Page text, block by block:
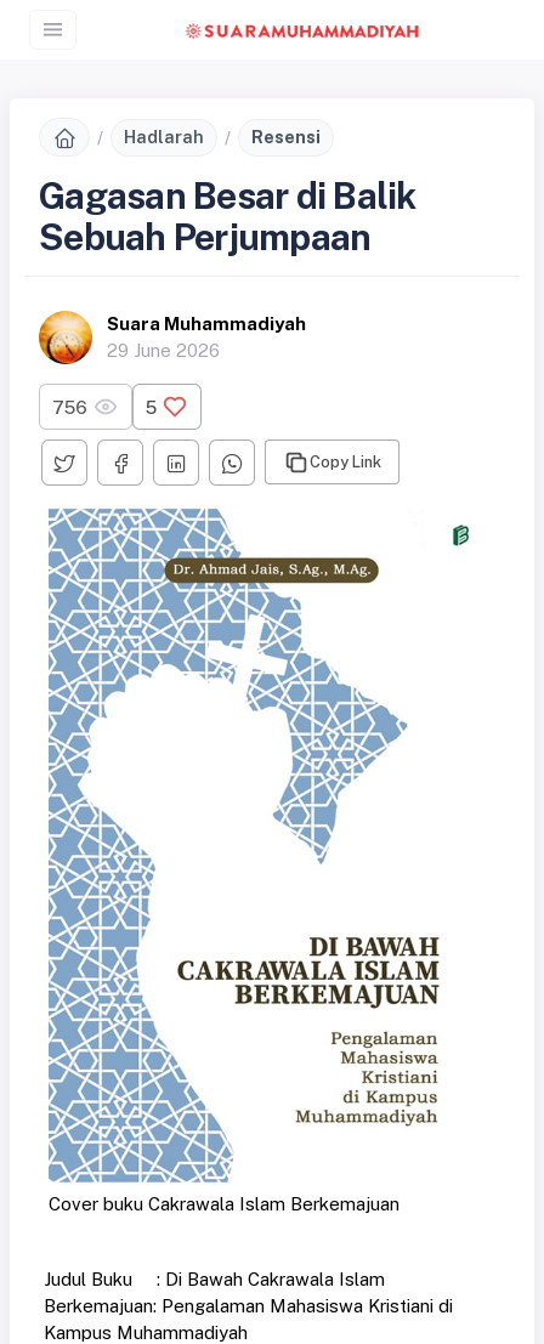
Hadlarah Resensi
Gagasan Besar di Balik
Sebuah Perjumpaan
Suara Muhammadiyah
29 June 2026
756 5
Copy Link
Cover buku Cakrawala Islam Berkemajuan
Judul Buku : Di Bawah Cakrawala Islam
Berkemajuan: Pengalaman Mahasiswa Kristiani di
Kampus Muhammadiyah